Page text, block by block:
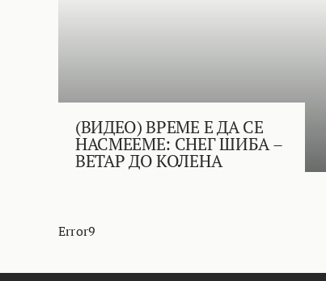
(ВИДЕО) ВРЕМЕ Е ДА СЕ
НАСМЕЕМЕ: СНЕГ ШИБА –
ВЕТАР ДО КОЛЕНА
Error9